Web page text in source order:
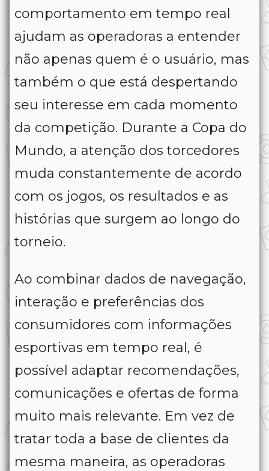
comportamento em tempo real
ajudam as operadoras a entender
não apenas quem é o usuário, mas
também o que está despertando
seu interesse em cada momento
da competição. Durante a Copa do
Mundo, a atenção dos torcedores
muda constantemente de acordo
com os jogos, os resultados e as
histórias que surgem ao longo do
torneio.
Ao combinar dados de navegação,
interação e preferências dos
consumidores com informações
esportivas em tempo real, é
possível adaptar recomendações,
comunicações e ofertas de forma
muito mais relevante. Em vez de
tratar toda a base de clientes da
mesma maneira, as operadoras